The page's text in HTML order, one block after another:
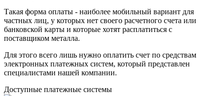
Такая форма оплаты - наиболее мобильный вариант для
частных лиц, у которых нет своего расчетного счета или
банковской карты и которые хотят расплатиться с
поставщиком металла.
Для этого всего лишь нужно оплатить счет по средствам
электронных платежных систем, который представлен
специалистами нашей компании.
Доступные платежные системы